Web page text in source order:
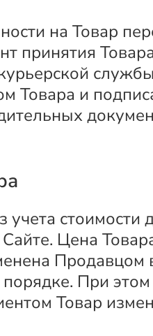
на Товар
принятия
Товара и
учета стоимости
Цена
Продавцом
При
Товар